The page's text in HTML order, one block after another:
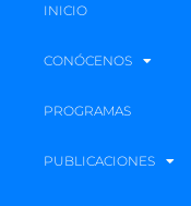
INICIO
CONÓCENOS
PROGRAMAS
PUBLICACIONES